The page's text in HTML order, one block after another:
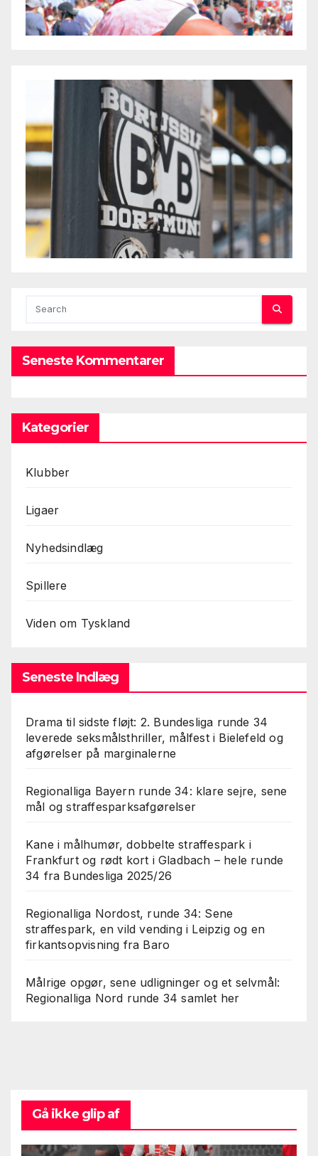
Seneste Kommentarer
Kategorier
Klubber
Ligaer
Nyhedsindlæg
Spillere
Viden om Tyskland
Seneste Indlæg
Drama til sidste fløjt: 2. Bundesliga runde 34
leverede seksmålsthriller, målfest i Bielefeld og
afgørelser på marginalerne
Regionalliga Bayern runde 34: klare sejre, sene
mål og straffesparksafgørelser
Kane i målhumør, dobbelte straffespark i
Frankfurt og rødt kort i Gladbach – hele runde
34 fra Bundesliga 2025/26
Regionalliga Nordost, runde 34: Sene
straffespark, en vild vending i Leipzig og en
firkantsopvisning fra Baro
Målrige opgør, sene udligninger og et selvmål:
Regionalliga Nord runde 34 samlet her
Gå ikke glip af